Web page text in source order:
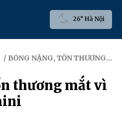
26° Hà Nội
/ BỎNG NẶNG, TỔN THƯƠNG MẮT VÌ NỔ BÌNH GAS MINI
thương mắt vì